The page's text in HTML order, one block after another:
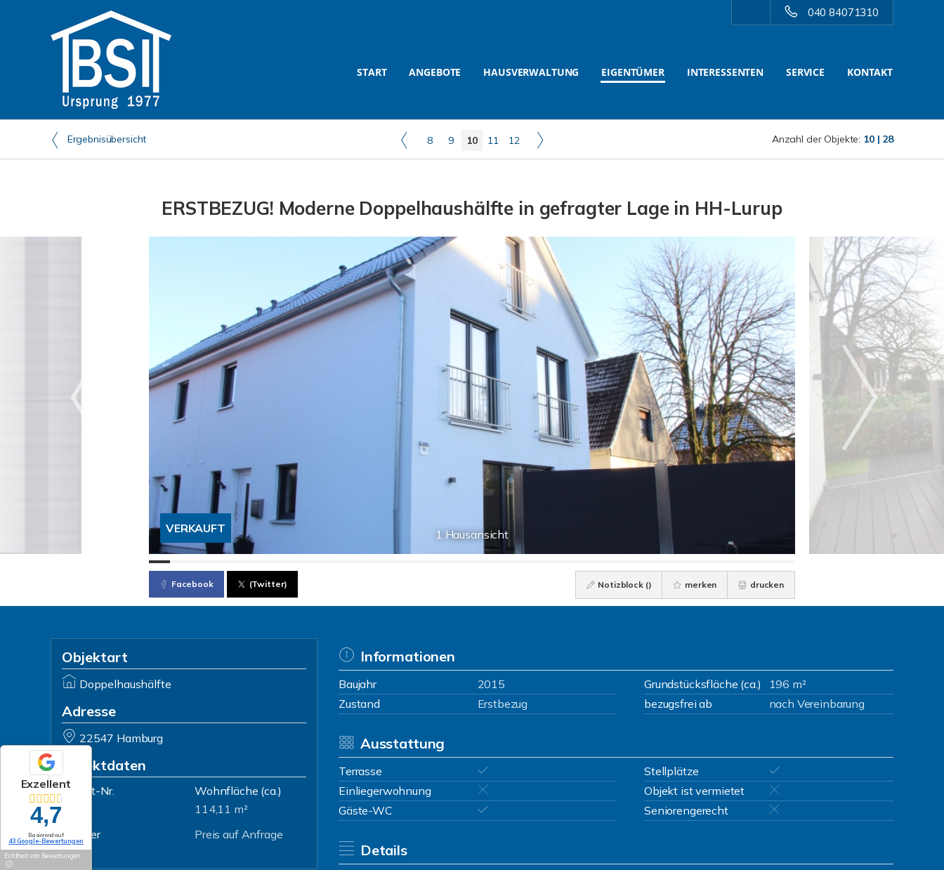
040 84071310
START ANGEBOTE HAUSVERWALTUNG EIGENTÜMER INTERESSENTEN SERVICE KONTAKT
Ergebnisübersicht 8 9 10 11 12 Anzahl der Objekte: 10 | 28
ERSTBEZUG! Moderne Doppelhaushälfte in gefragter Lage in HH-Lurup
1 Hausansicht
VERKAUFT
Facebook (Twitter) Notizblock () merken drucken
Objektart
Doppelhaushälfte
Adresse
22547 Hamburg
Objektdaten
Objekt-Nr.
Wohnfläche (ca.)
114,11 m²
Zimmer
4
Preis auf Anfrage
Informationen
Baujahr 2015 Grundstücksfläche (ca.)
196 m²
Zustand
Erstbezug bezugsfrei ab nach Vereinbarung
Ausstattung
Terrasse
Stellplätze
Einliegerwohnung
Objekt ist vermietet
Gäste-WC
Seniorengerecht
Details
Exzellent
4,7
Basierend auf
43 Google-Bewertungen
Echtheit von Bewertungen